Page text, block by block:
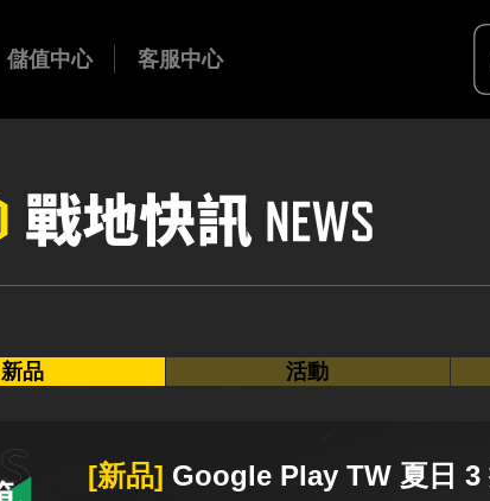
儲值中心 客服中心
新品 活動
[新品] Google Play TW 夏日 3 折補給箱限時開跑！今夏最火熱「荒原勇士補